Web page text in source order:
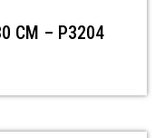
CM – P3204